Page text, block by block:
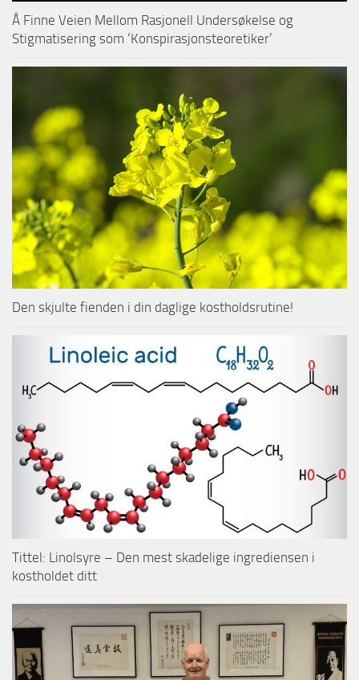
Å Finne Veien Mellom Rasjonell Undersøkelse og
Stigmatisering som ‘Konspirasjonsteoretiker’
Den skjulte fienden i din daglige kostholdsrutine!
Tittel: Linolsyre – Den mest skadelige ingrediensen i
kostholdet ditt